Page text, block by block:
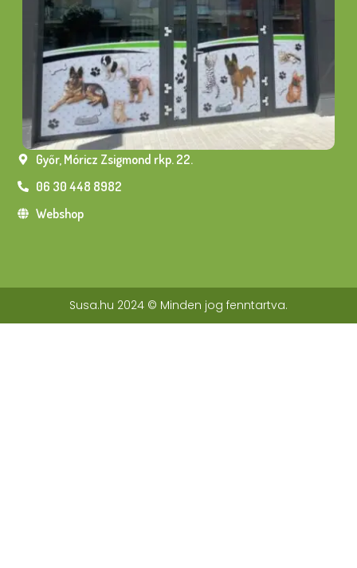
Győr, Móricz Zsigmond rkp. 22.
06 30 448 8982
Webshop
Susa.hu 2024 © Minden jog fenntartva.